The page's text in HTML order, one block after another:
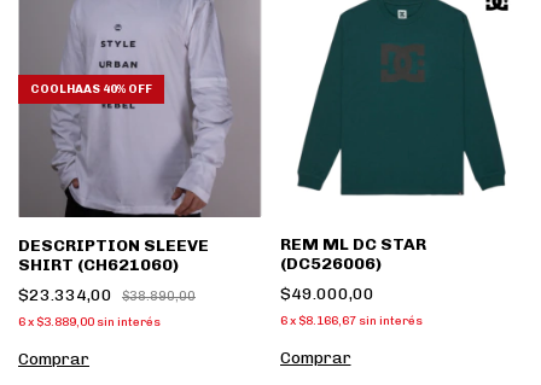
COOLHAAS 40% OFF
DESCRIPTION SLEEVE
SHIRT (CH621060)
$23.334,00
$38.890,00
6x $3.889,00 sin interés
Comprar
REM ML DC STAR
(DC526006)
$49.000,00
6 x $8.166,67 sin interés
Comprar